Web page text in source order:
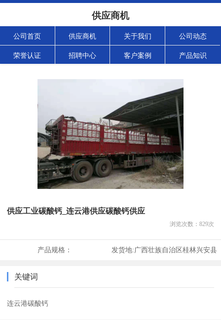
供应商机
公司首页 供应商机 关于我们 公司动态
荣誉认证 招聘中心 客户案例 产品知识
供应工业碳酸钙_连云港供应碳酸钙供应
浏览次数： 829次
产品规格： 发货地:广西壮族自治区桂林兴安县
关键词
连云港碳酸钙